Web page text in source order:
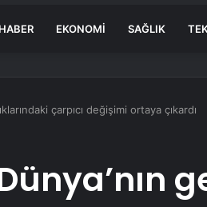
HABER EKONOMI SAĞLIK
çarpıcı değişimi ortaya çıkardı